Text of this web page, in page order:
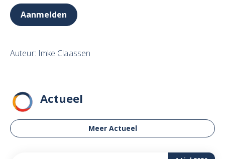
Aanmelden
Auteur: Imke Claassen
Actueel
Meer Actueel